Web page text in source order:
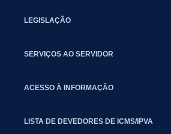
LEGISLAÇÃO
SERVIÇOS AO SERVIDOR
ACESSO À INFORMAÇÃO
LISTA DE DEVEDORES DE ICMS/IPVA